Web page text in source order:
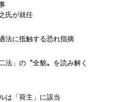
氏が就任
法に抵触する恐れ指摘
法」の〝全貌〟を読み解く
は「荷主」に該当